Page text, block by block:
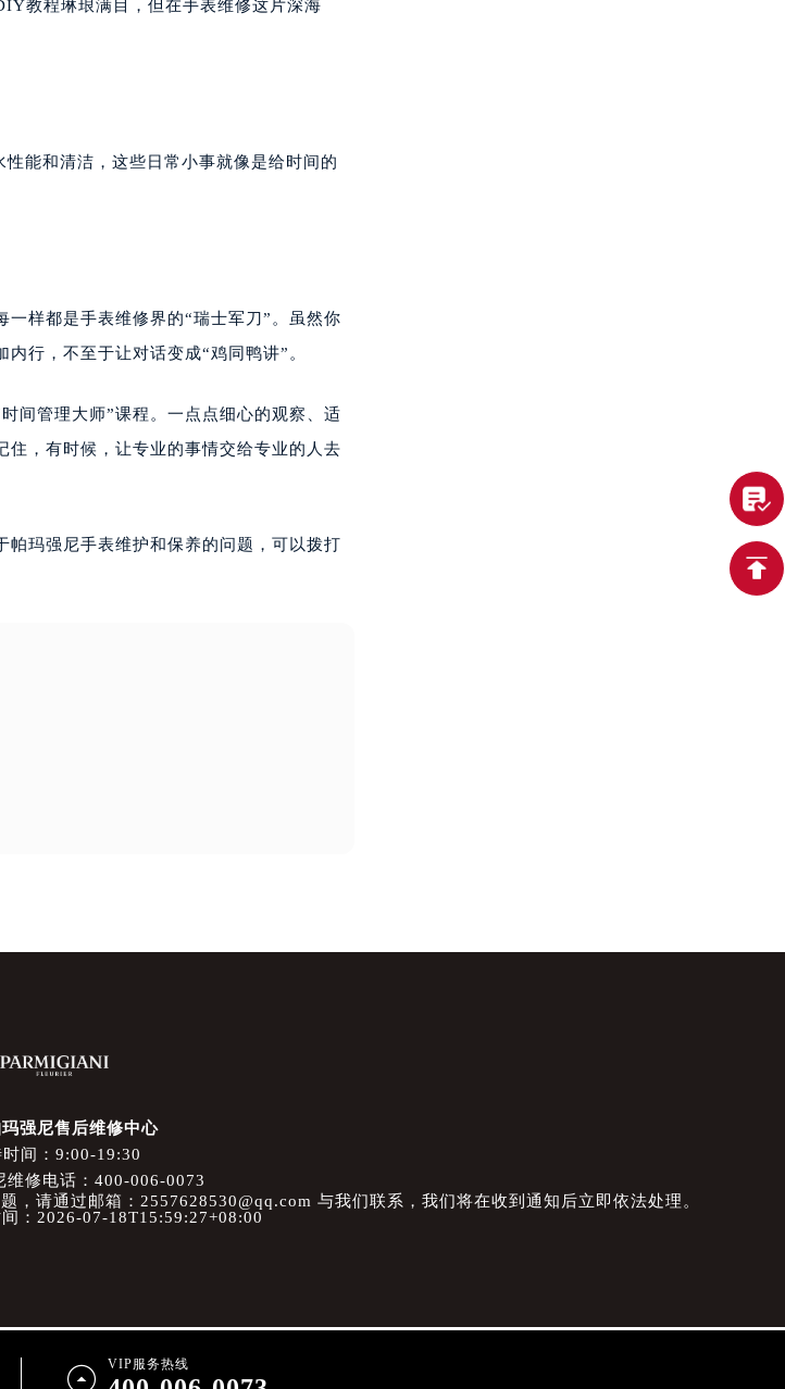
教程琳琅满目，但在手表维修这片深海
能和清洁，这些日常小事就像是给时间的
样都是手表维修界的“瑞士军刀”。虽然你
行，不至于让对话变成“鸡同鸭讲”。
间管理大师”课程。一点点细心的观察、适
住，有时候，让专业的事情交给专业的人去
帕玛强尼手表维护和保养的问题，可以拨打
强尼售后维修中心
时间：9:00-19:30
维修电话：400-006-0073
请通过邮箱：2557628530@qq.com 与我们联系，我们将在收到通知后立即依法处理。
：2026-07-18T15:59:27+08:00
 VIP服务热线